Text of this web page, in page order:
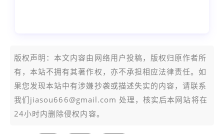
版权声明：本文内容由网络用户投稿，版权归原作者所
有，本站不拥有其著作权，亦不承担相应法律责任。如
果您发现本站中有涉嫌抄袭或描述失实的内容，请联系
我们jiasou666@gmail.com 处理，核实后本网站将在
24小时内删除侵权内容。